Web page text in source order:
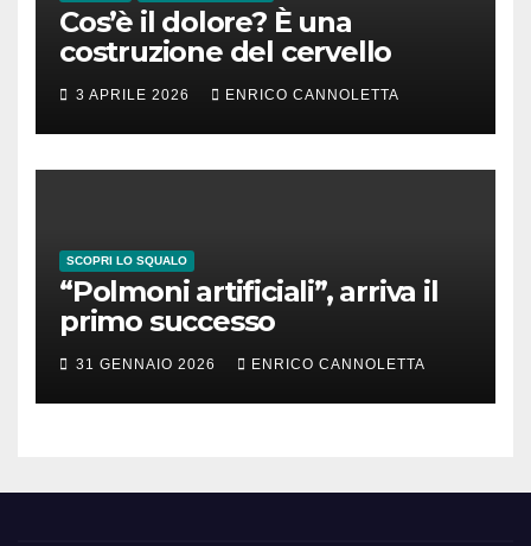
Cos’è il dolore? È una
costruzione del cervello
3 APRILE 2026 ENRICO CANNOLETTA
SCOPRI LO SQUALO
“Polmoni artificiali”, arriva il
primo successo
31 GENNAIO 2026 ENRICO CANNOLETTA